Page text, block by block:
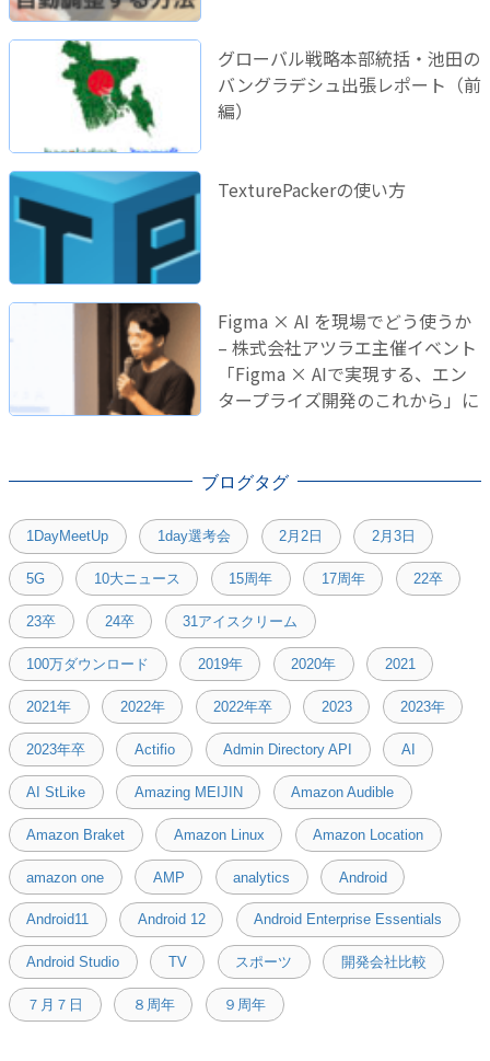
グローバル戦略本部統括・池田の
バングラデシュ出張レポート（前
編）
TexturePackerの使い方
Figma × AI を現場でどう使うか
– 株式会社アツラエ主催イベント
「Figma × AIで実現する、エン
タープライズ開発のこれから」に
ブログタグ
1DayMeetUp 1day選考会 2月2日 2月3日
5G 10大ニュース 15周年 17周年 22卒
23卒 24卒 31アイスクリーム
100万ダウンロード 2019年 2020年 2021
2021年 2022年 2022年卒 2023 2023年
2023年卒 Actifio Admin Directory API AI
AI StLike Amazing MEIJIN Amazon Audible
Amazon Braket Amazon Linux Amazon Location
amazon one AMP analytics Android
Android11 Android 12 Android Enterprise Essentials
Android Studio TV スポーツ 開発会社比較
７月７日 ８周年 ９周年